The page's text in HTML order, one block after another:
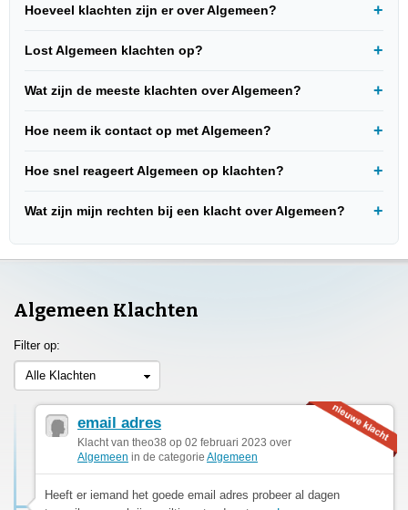
Hoeveel klachten zijn er over Algemeen?
Lost Algemeen klachten op?
Wat zijn de meeste klachten over Algemeen?
Hoe neem ik contact op met Algemeen?
Hoe snel reageert Algemeen op klachten?
Wat zijn mijn rechten bij een klacht over Algemeen?
Algemeen Klachten
Filter op:
Alle Klachten
email adres
Klacht van theo38 op 02 februari 2023 over
Algemeen in de categorie Algemeen
Heeft er iemand het goede email adres probeer al dagen